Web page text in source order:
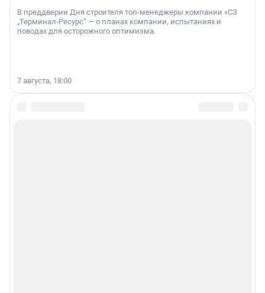
В преддверии Дня строителя топ-менеджеры компании «СЗ
„Терминал-Ресурс“ — о планах компании, испытаниях и
поводах для осторожного оптимизма.
7 августа, 18:00